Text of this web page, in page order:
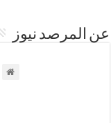
عن المرصد نيوز